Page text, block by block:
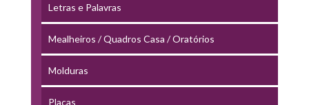
Letras e Palavras
Mealheiros / Quadros Casa / Oratórios
Molduras
Placas